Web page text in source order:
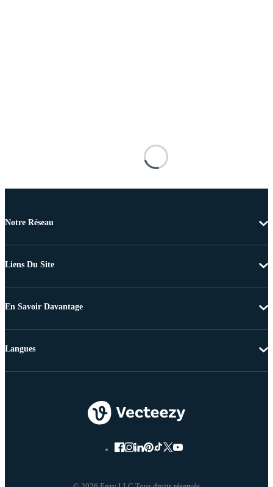
Notre Réseau
Liens Du Site
En Savoir Davantage
Langues